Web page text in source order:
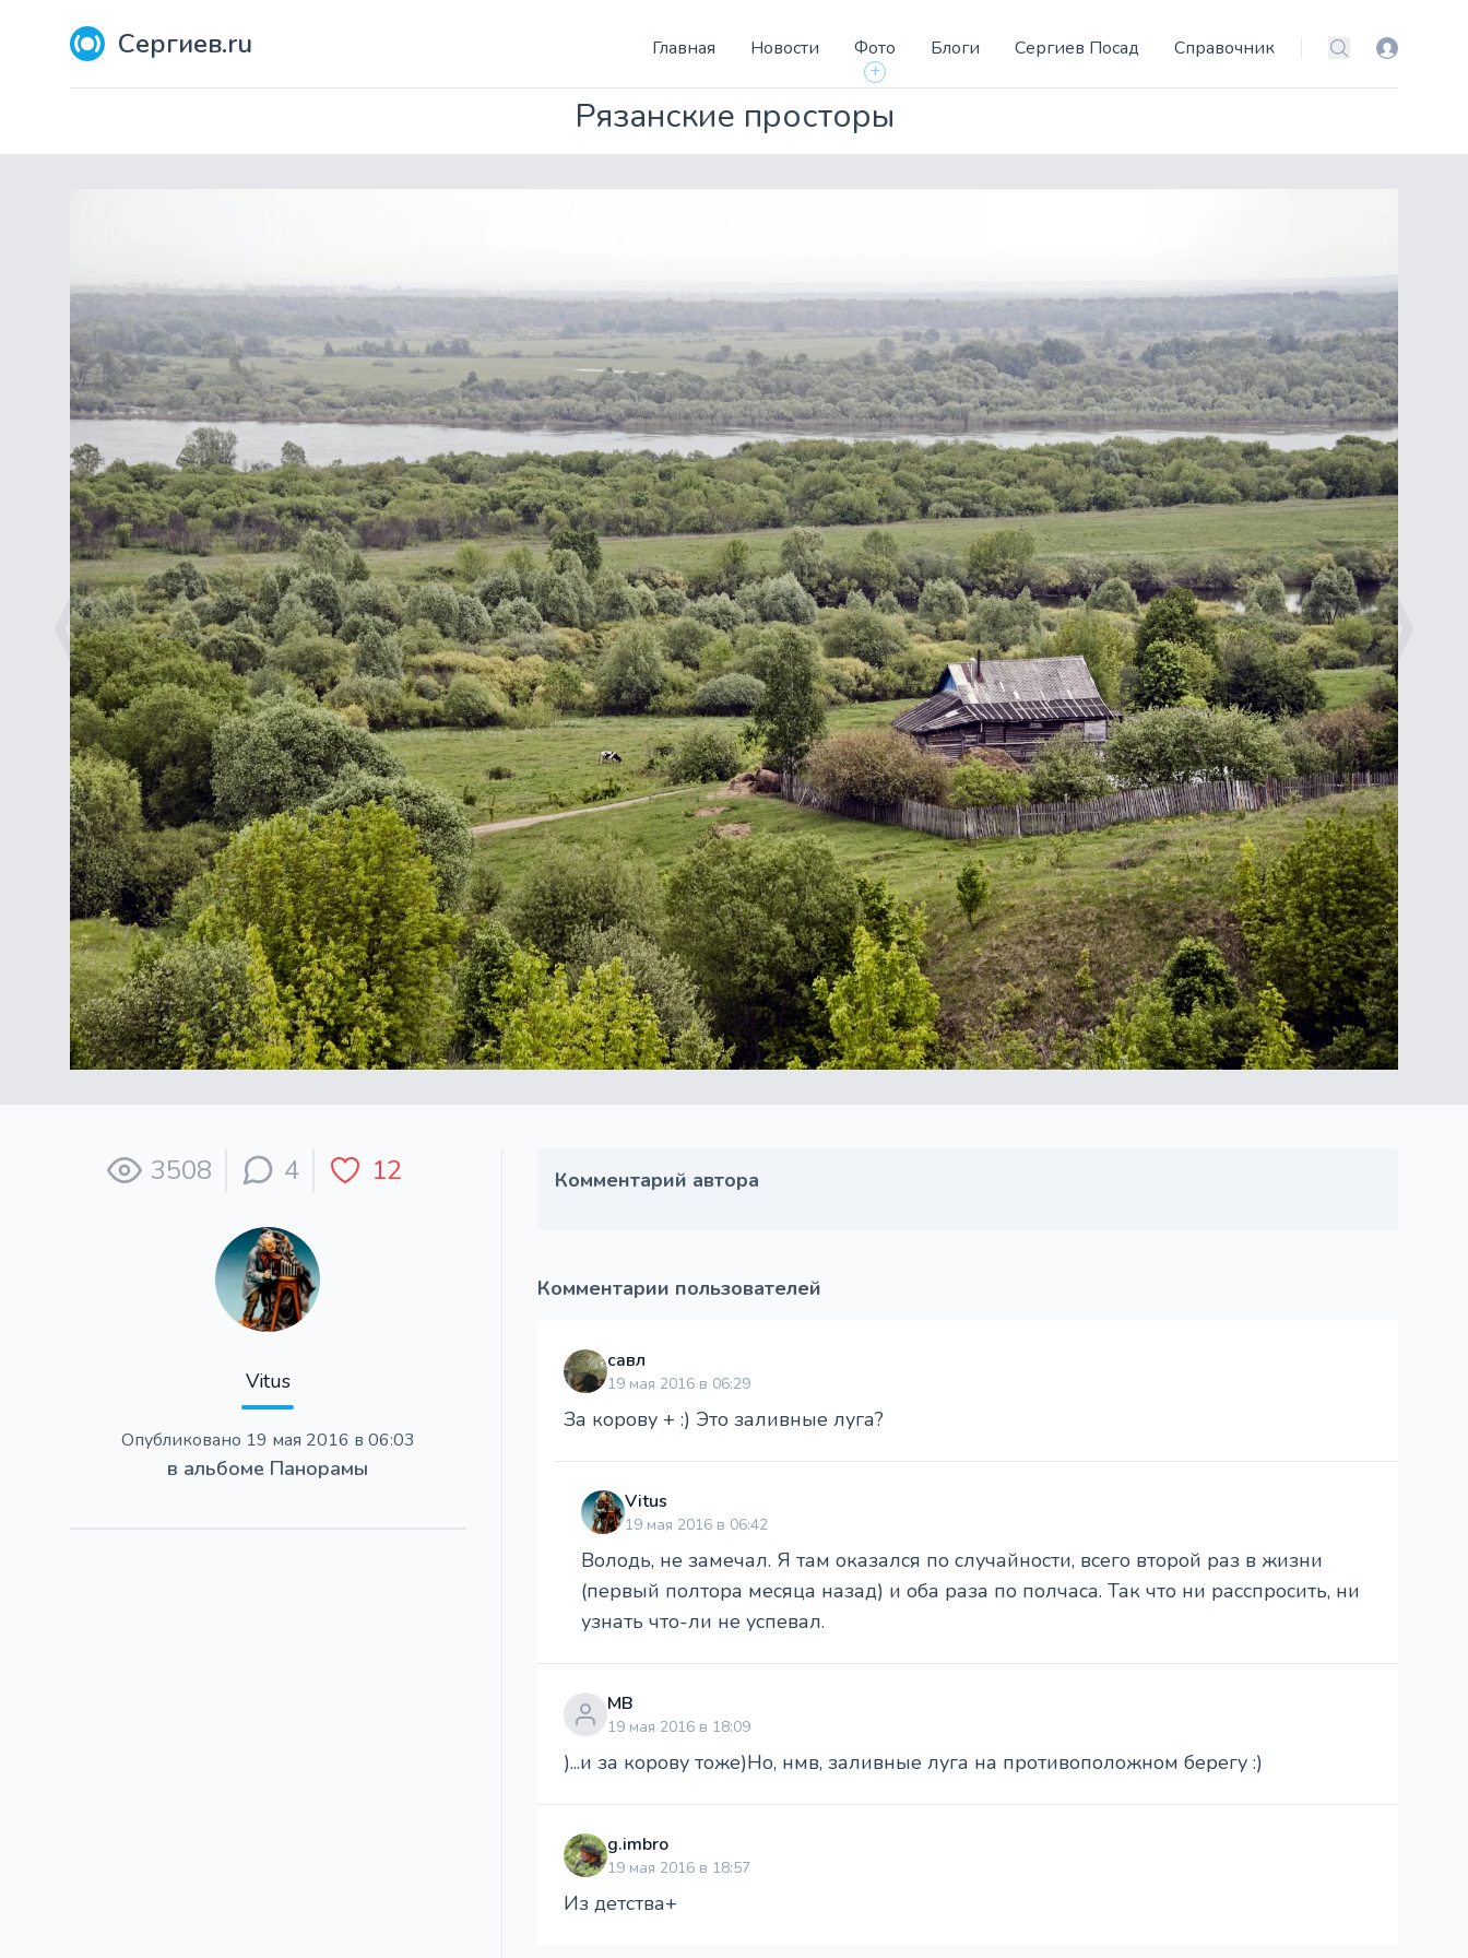
Сергиев.ru Главная Новости
Фото
+
Блоги Сергиев Посад Справочник Поиск Вход
Рязанские просторы
3508 4 12
Vitus
Опубликовано 19 мая 2016 в 06:03
в альбоме Панорамы
Комментарий автора
Комментарии пользователей
савл
19 мая 2016 в 06:29
За корову + :) Это заливные луга?
Vitus
19 мая 2016 в 06:42
Володь, не замечал. Я там оказался по случайности, всего второй раз в жизни
(первый полтора месяца назад) и оба раза по полчаса. Так что ни расспросить, ни
узнать что-ли не успевал.
МВ
19 мая 2016 в 18:09
)...и за корову тоже)Но, нмв, заливные луга на противоположном берегу :)
g.imbro
19 мая 2016 в 18:57
Из детства+